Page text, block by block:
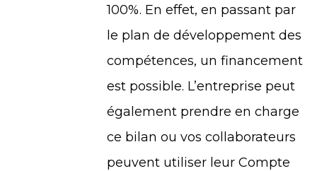
100%. En effet, en passant par
le plan de développement des
compétences, un financement
est possible. L’entreprise peut
également prendre en charge
ce bilan ou vos collaborateurs
peuvent utiliser leur Compte